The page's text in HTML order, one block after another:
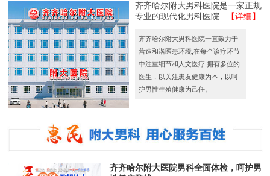
齐齐哈尔附大男科医院是一家正规
专业的现代化男科医院...
【详细】
齐齐哈尔附大男科医院一直致力于
营造和谐医患环境,在每个诊疗环节
中注重细节和人文医疗,拥有多位的
医生，以关注患友健康为本，以呵
护男性生殖健康为己任。
齐齐哈尔附大医院男科全面体检，呵护男